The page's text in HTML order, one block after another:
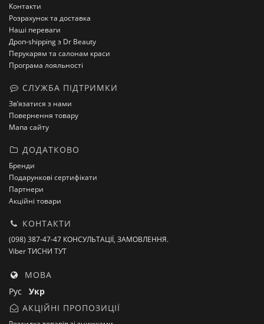
Контакти
Розрахунок та доставка
Наші переваги
Дроп-shipping з Dr Beauty
Перукарям та салонам краси
Програма лояльності
СЛУЖБА ПІДТРИМКИ
Зв’язатися з нами
Повернення товару
Мапа сайту
ДОДАТКОВО
Бренди
Подарункові сертифікати
Партнери
Акційні товари
КОНТАКТИ
(098) 387-47-47 КОНСУЛЬТАЦІЇ, ЗАМОВЛЕННЯ.
Viber ТИСНИ ТУТ
МОВА
Рус Укр
АКЦІЙНІ ПРОПОЗИЦІЇ